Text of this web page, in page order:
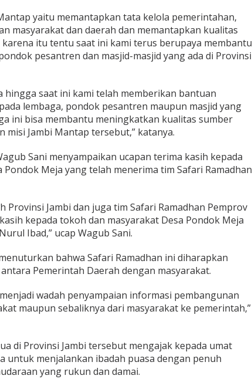
yaitu memantapkan tata kelola pemerintahan,
masyarakat dan daerah dan memantapkan kualitas
karena itu tentu saat ini kami terus berupaya membantu
pesantren dan masjid-masjid yang ada di Provinsi
hingga saat ini kami telah memberikan bantuan
lembaga, pondok pesantren maupun masjid yang
ini bisa membantu meningkatkan kualitas sumber
misi Jambi Mantap tersebut,” katanya.
Sani menyampaikan ucapan terima kasih kepada
Meja yang telah menerima tim Safari Ramadhan
Provinsi Jambi dan juga tim Safari Ramadhan Pemprov
kepada tokoh dan masyarakat Desa Pondok Meja
Ibad,” ucap Wagub Sani.
bahwa Safari Ramadhan ini diharapkan
Pemerintah Daerah dengan masyarakat.
wadah penyampaian informasi pembangunan
maupun sebaliknya dari masyarakat ke pemerintah,”
di Provinsi Jambi tersebut mengajak kepada umat
untuk menjalankan ibadah puasa dengan penuh
yang rukun dan damai.